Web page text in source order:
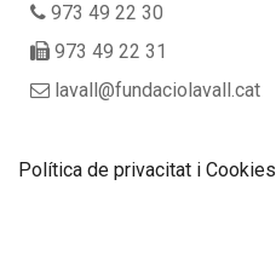
973 49 22 30
973 49 22 31
lavall@fundaciolavall.cat
Política de privacitat i Cookies